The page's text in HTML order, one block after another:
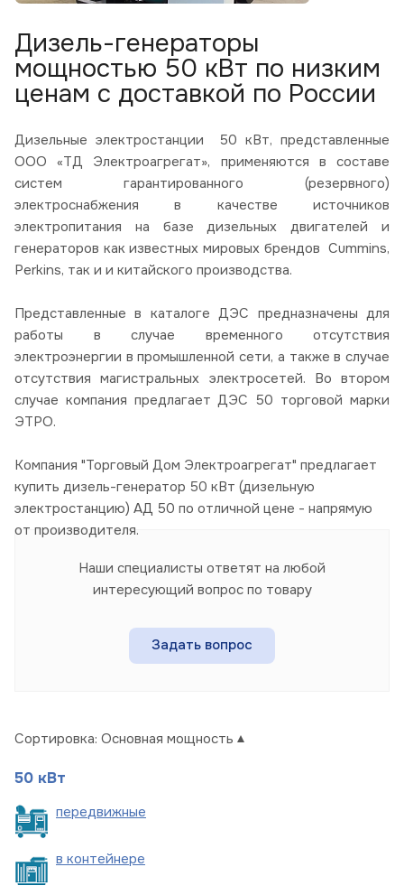
Дизель-генераторы
мощностью 50 кВт по низким
ценам с доставкой по России
Дизельные электростанции 50 кВт, представленные
ООО «ТД Электроагрегат», применяются в составе
систем гарантированного (резервного)
электроснабжения в качестве источников
электропитания на базе дизельных двигателей и
генераторов как известных мировых брендов Cummins,
Perkins, так и и китайского производства.
Представленные в каталоге ДЭС предназначены для
работы в случае временного отсутствия
электроэнергии в промышленной сети, а также в случае
отсутствия магистральных электросетей. Во втором
случае компания предлагает ДЭС 50 торговой марки
ЭТРО.
Компания "Торговый Дом Электроагрегат" предлагает
купить дизель-генератор 50 кВт (дизельную
электростанцию) АД 50 по отличной цене - напрямую
от производителя.
Наши специалисты ответят на любой
интересующий вопрос по товару
Задать вопрос
Сортировка: Основная мощность
50 кВт
передвижные
в контейнере